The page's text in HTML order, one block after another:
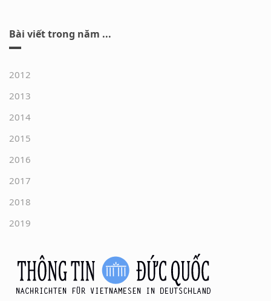
Bài viết trong năm ...
2012
2013
2014
2015
2016
2017
2018
2019